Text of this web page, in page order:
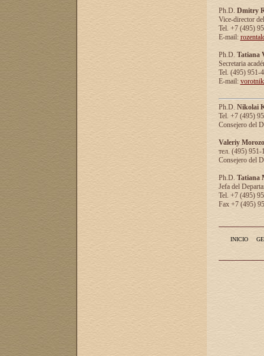
Ph.D. Dmitry
Vice-director
Tel. +7 (495)
E-mail:
Ph.D. Tatiana
Secretaria
Tel. (495) 951-
E-mail:
Ph.D. Nikolai
Tel. +7 (495)
Consejero del
Valeriy
тел. (495) 951-
Consejero del
Ph.D. Tatiana
Jefa del
Tel. +7 (495)
Fax +7 (495)
INICIO